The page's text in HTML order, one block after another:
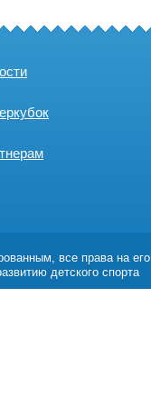
все права на его
детского спорта